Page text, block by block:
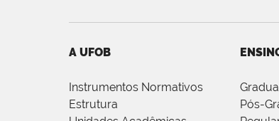
A UFOB
Instrumentos Normativos
Estrutura
Pós-